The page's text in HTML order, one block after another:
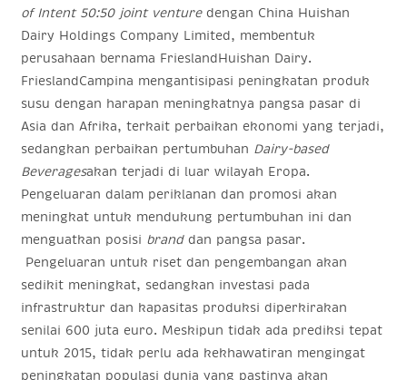
of Intent 50:50 joint venturedengan China Huishan
Dairy Holdings Company Limited, membentuk
perusahaan bernama FrieslandHuishan Dairy.
FrieslandCampina mengantisipasi peningkatan produk
susu dengan harapan meningkatnya pangsa pasar di
Asia dan Afrika, terkait perbaikan ekonomi yang terjadi,
sedangkan perbaikan pertumbuhan Dairy-based
Beveragesakan terjadi di luar wilayah Eropa.
Pengeluaran dalam periklanan dan promosi akan
meningkat untuk mendukung pertumbuhan ini dan
menguatkan posisi branddan pangsa pasar.
Pengeluaran untuk riset dan pengembangan akan
sedikit meningkat, sedangkan investasi pada
infrastruktur dan kapasitas produksi diperkirakan
senilai 600 juta euro. Meskipun tidak ada prediksi tepat
untuk 2015, tidak perlu ada kekhawatiran mengingat
peningkatan populasi dunia yang pastinya akan